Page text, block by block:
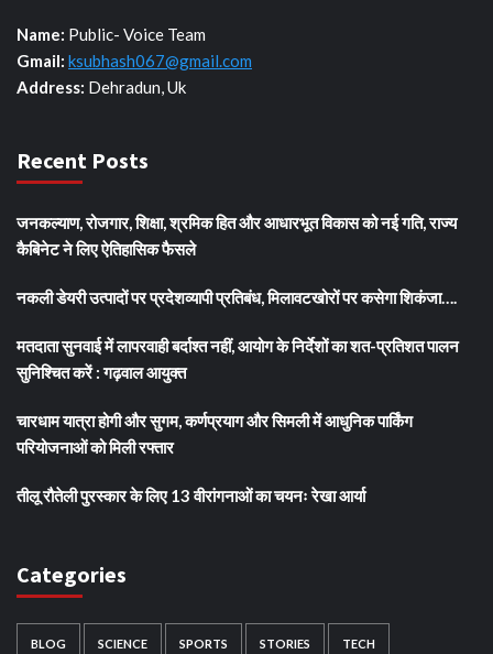
Name: Public- Voice Team
Gmail: ksubhash067@gmail.com
Address: Dehradun, Uk
Recent Posts
जनकल्याण, रोजगार, शिक्षा, श्रमिक हित और आधारभूत विकास को नई गति, राज्य
कैबिनेट ने लिए ऐतिहासिक फैसले
नकली डेयरी उत्पादों पर प्रदेशव्यापी प्रतिबंध, मिलावटखोरों पर कसेगा शिकंजा….
मतदाता सुनवाई में लापरवाही बर्दाश्त नहीं, आयोग के निर्देशों का शत-प्रतिशत पालन
सुनिश्चित करें : गढ़वाल आयुक्त
चारधाम यात्रा होगी और सुगम, कर्णप्रयाग और सिमली में आधुनिक पार्किंग
परियोजनाओं को मिली रफ्तार
तीलू रौतेली पुरस्कार के लिए 13 वीरांगनाओं का चयनः रेखा आर्या
Categories
BLOG SCIENCE SPORTS STORIES TECH